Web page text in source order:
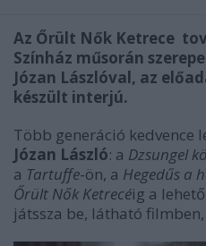
Az Őrült Nők Ketrece
Színház műsorán
Józan Lászlóval, az
készült interjú.
Több generáció kedvence
Józan László: a Dzsungel
a Tartuffe-ön, a Hegedűs a
Őrült Nők Ketrecéig a
játssza be, látható